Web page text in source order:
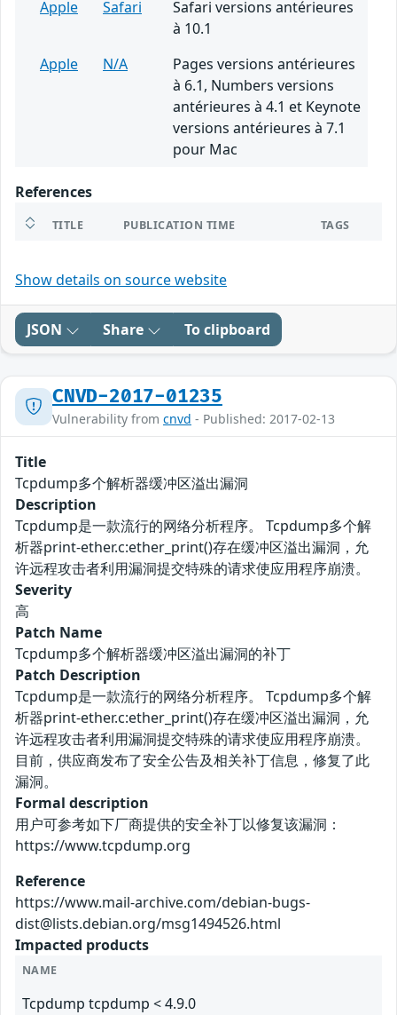
Apple Safari
Safari versions antérieures
à 10.1
Apple
N/A
Pages versions antérieures
à 6.1, Numbers versions
antérieures à 4.1 et Keynote
versions antérieures à 7.1
pour Mac
References
TITLE PUBLICATION TIME TAGS
Show details on source website
JSON Share To clipboard
CNVD-2017-01235
Vulnerability from cnvd - Published: 2017-02-13
Title
Tcpdump多个解析器缓冲区溢出漏洞
Description
Tcpdump是一款流行的网络分析程序。 Tcpdump多个解
析器print-ether.c:ether_print()存在缓冲区溢出漏洞，允
许远程攻击者利用漏洞提交特殊的请求使应用程序崩溃。
Severity
高
Patch Name
Tcpdump多个解析器缓冲区溢出漏洞的补丁
Patch Description
Tcpdump是一款流行的网络分析程序。 Tcpdump多个解
析器print-ether.c:ether_print()存在缓冲区溢出漏洞，允
许远程攻击者利用漏洞提交特殊的请求使应用程序崩溃。
目前，供应商发布了安全公告及相关补丁信息，修复了此
漏洞。
Formal description
用户可参考如下厂商提供的安全补丁以修复该漏洞：
https://www.tcpdump.org
Reference
https://www.mail-archive.com/debian-bugs-
dist@lists.debian.org/msg1494526.html
Impacted products
NAME
Tcpdump tcpdump < 4.9.0